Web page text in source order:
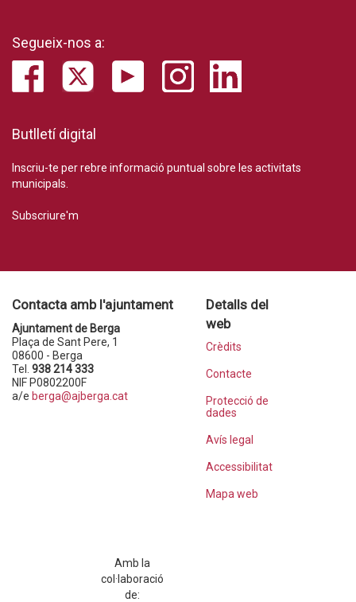
Segueix-nos a:
Butlletí digital
Inscriu-te per rebre informació puntual sobre les activitats
municipals.
Subscriure'm
Contacta amb l'ajuntament
Ajuntament de Berga
Plaça de Sant Pere, 1
08600 - Berga
Tel. 938 214 333
NIF P0802200F
a/e berga@ajberga.cat
Detalls del
web
Crèdits
Contacte
Protecció de
dades
Avís legal
Accessibilitat
Mapa web
Amb la
col·laboració
de: